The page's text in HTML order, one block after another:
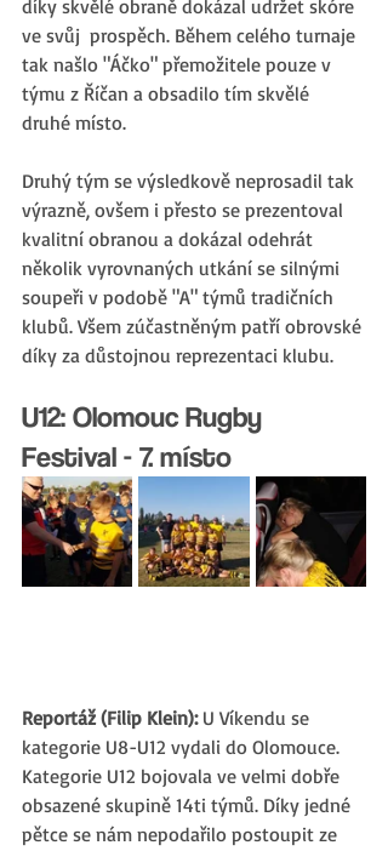
díky skvělé obraně dokázal udržet skóre
ve svůj  prospěch. Během celého turnaje
tak našlo "Áčko" přemožitele pouze v
týmu z Říčan a obsadilo tím skvělé
druhé místo.
Druhý tým se výsledkově neprosadil tak
výrazně, ovšem i přesto se prezentoval
kvalitní obranou a dokázal odehrát
několik vyrovnaných utkání se silnými
soupeři v podobě "A" týmů tradičních
klubů. Všem zúčastněným patří obrovské
díky za důstojnou reprezentaci klubu.
U12: Olomouc Rugby
Festival - 7. místo
Reportáž (Filip Klein): U Víkendu se
kategorie U8-U12 vydali do Olomouce.
Kategorie U12 bojovala ve velmi dobře
obsazené skupině 14ti týmů. Díky jedné
pětce se nám nepodařilo postoupit ze